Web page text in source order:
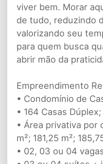
viver bem. Morar
de tudo, reduzindo
valorizando seu
para quem busca
abrir mão da
Empreendimento
• Condomínio de
• 164 Casas Dúplex;
• Área privativa por
m²; 181,25 m²;
• 02, 03 ou 04